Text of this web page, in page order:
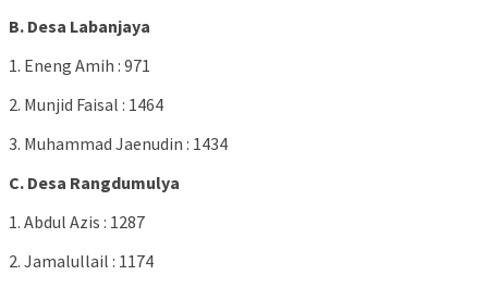
B. Desa Labanjaya
1. Eneng Amih : 971
2. Munjid Faisal : 1464
3. Muhammad Jaenudin : 1434
C. Desa Rangdumulya
1. Abdul Azis : 1287
2. Jamalullail : 1174